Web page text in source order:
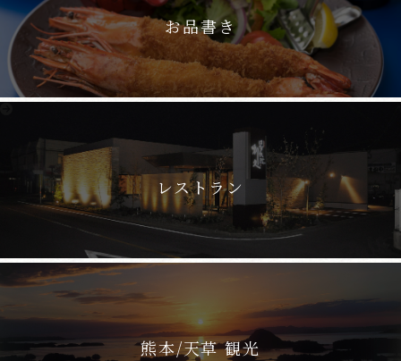
お品書き
レストラン
熊本/天草 観光